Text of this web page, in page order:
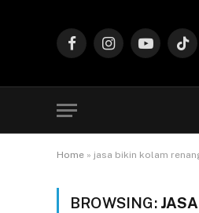
FacebookInstagramYouTube
Home » jasa bikin kolam
BROWSING: